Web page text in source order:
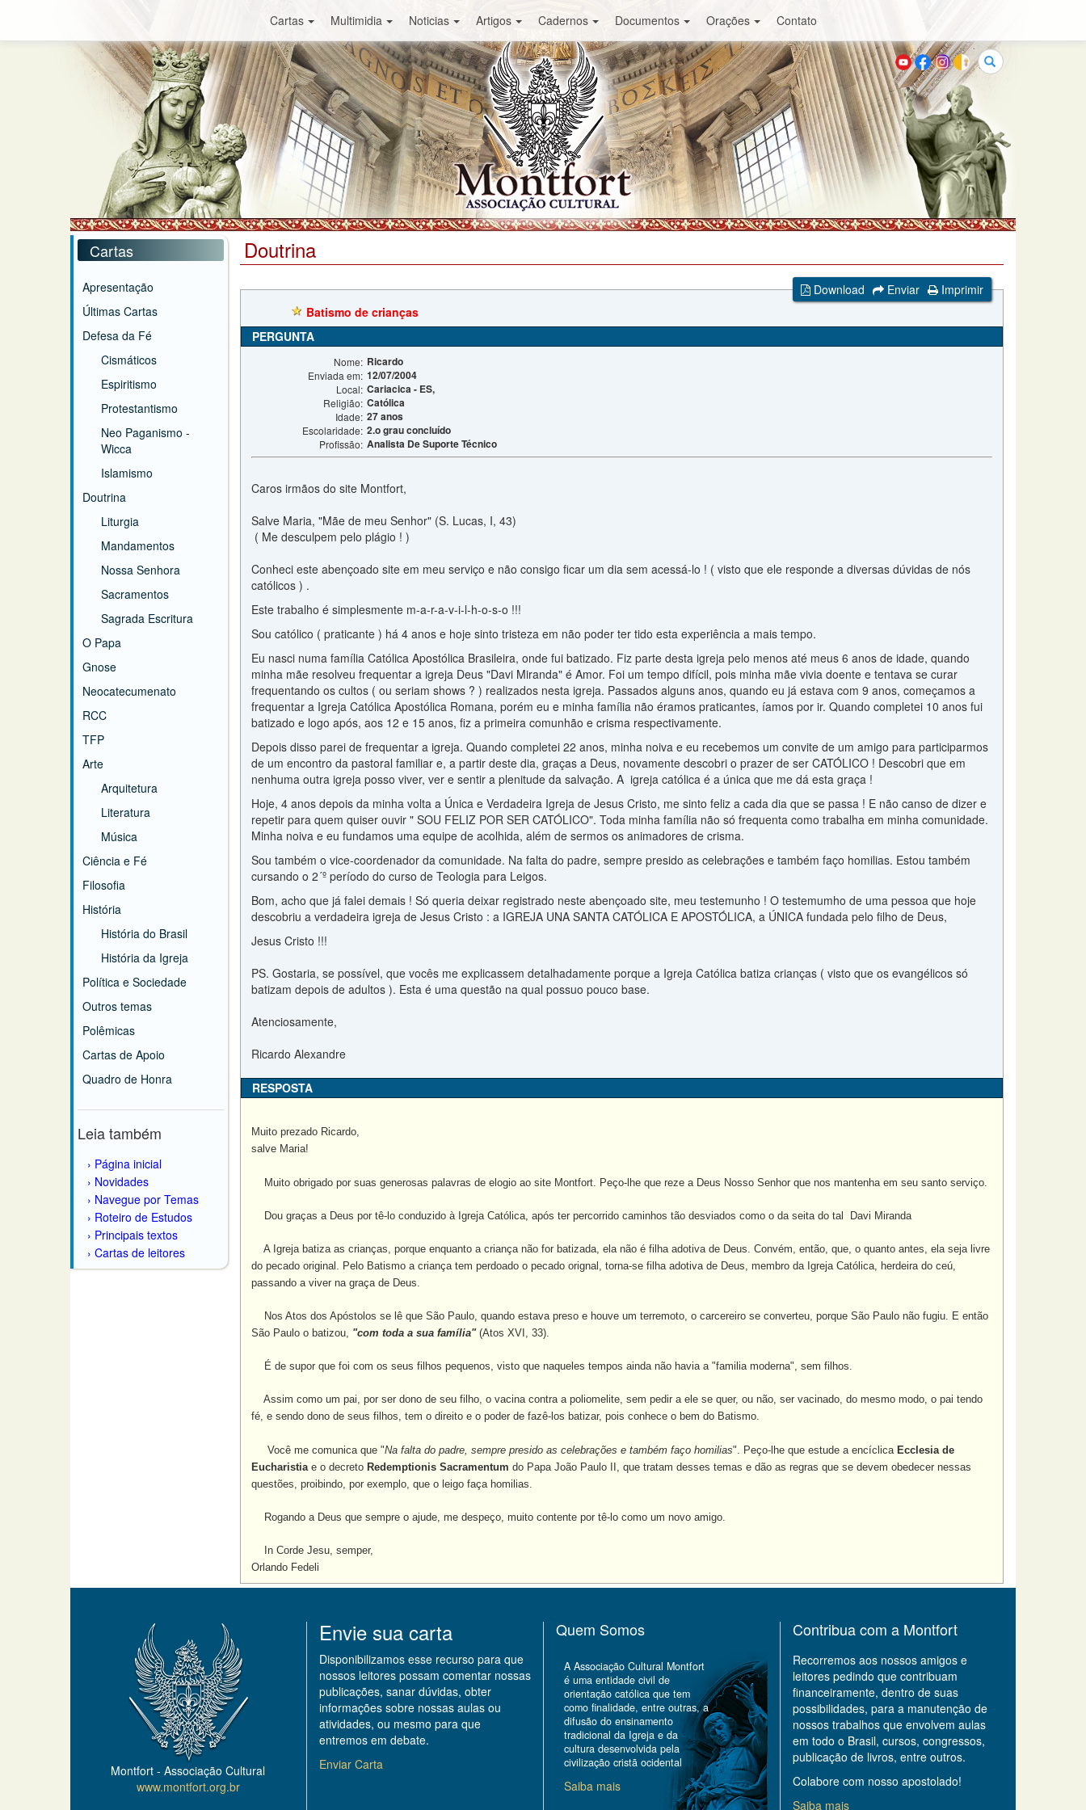
Cartas Multimidia Noticias Artigos Cadernos Documentos Orações Contato
Buscar
Cartas
Apresentação
Últimas Cartas
Defesa da Fé
Cismáticos
Espiritismo
Protestantismo
Neo Paganismo -
Wicca
Islamismo
Doutrina
Liturgia
Mandamentos
Nossa Senhora
Sacramentos
Sagrada Escritura
O Papa
Gnose
Neocatecumenato
RCC
TFP
Arte
Arquitetura
Literatura
Música
Ciência e Fé
Filosofia
História
História do Brasil
História da Igreja
Política e Sociedade
Outros temas
Polêmicas
Cartas de Apoio
Quadro de Honra
Leia também
Página inicial
Novidades
Navegue por Temas
Roteiro de Estudos
Principais textos
Cartas de leitores
Doutrina
Download Enviar
Imprimir
Batismo de crianças
PERGUNTA
Nome: Ricardo
Enviada em: 12/07/2004
Local: Cariacica - ES,
Religião: Católica
Idade: 27 anos
Escolaridade: 2.o grau concluído
Profissão: Analista De Suporte Técnico
Caros irmãos do site Montfort,
Salve Maria, "Mãe de meu Senhor" (S. Lucas, I, 43)
( Me desculpem pelo plágio ! )
Conheci este abençoado site em meu serviço e não consigo ficar um dia sem acessá-lo ! ( visto que ele responde a diversas dúvidas de nós
católicos ) .
Este trabalho é simplesmente m-a-r-a-v-i-l-h-o-s-o !!!
Sou católico ( praticante ) há 4 anos e hoje sinto tristeza em não poder ter tido esta experiência a mais tempo.
Eu nasci numa família Católica Apostólica Brasileira, onde fui batizado. Fiz parte desta igreja pelo menos até meus 6 anos de idade, quando
minha mãe resolveu frequentar a igreja Deus "Davi Miranda" é Amor. Foi um tempo difícil, pois minha mãe vivia doente e tentava se curar
frequentando os cultos ( ou seriam shows ? ) realizados nesta igreja. Passados alguns anos, quando eu já estava com 9 anos, começamos a
frequentar a Igreja Católica Apostólica Romana, porém eu e minha família não éramos praticantes, íamos por ir. Quando completei 10 anos fui
batizado e logo após, aos 12 e 15 anos, fiz a primeira comunhão e crisma respectivamente.
Depois disso parei de frequentar a igreja. Quando completei 22 anos, minha noiva e eu recebemos um convite de um amigo para participarmos
de um encontro da pastoral familiar e, a partir deste dia, graças a Deus, novamente descobri o prazer de ser CATÓLICO ! Descobri que em
nenhuma outra igreja posso viver, ver e sentir a plenitude da salvação. A igreja católica é a única que me dá esta graça !
Hoje, 4 anos depois da minha volta a Única e Verdadeira Igreja de Jesus Cristo, me sinto feliz a cada dia que se passa ! E não canso de dizer e
repetir para quem quiser ouvir " SOU FELIZ POR SER CATÓLICO". Toda minha família não só frequenta como trabalha em minha comunidade.
Minha noiva e eu fundamos uma equipe de acolhida, além de sermos os animadores de crisma.
Sou também o vice-coordenador da comunidade. Na falta do padre, sempre presido as celebrações e também faço homilias. Estou também
cursando o 2´º período do curso de Teologia para Leigos.
Bom, acho que já falei demais ! Só queria deixar registrado neste abençoado site, meu testemunho ! O testemumho de uma pessoa que hoje
descobriu a verdadeira igreja de Jesus Cristo : a IGREJA UNA SANTA CATÓLICA E APOSTÓLICA, a ÚNICA fundada pelo filho de Deus,
Jesus Cristo !!!
PS. Gostaria, se possível, que vocês me explicassem detalhadamente porque a Igreja Católica batiza crianças ( visto que os evangélicos só
batizam depois de adultos ). Esta é uma questão na qual possuo pouco base.
Atenciosamente,
Ricardo Alexandre
RESPOSTA
Muito prezado Ricardo,
salve Maria!
Muito obrigado por suas generosas palavras de elogio ao site Montfort. Peço-lhe que reze a Deus Nosso Senhor que nos mantenha em seu santo serviço.
Dou graças a Deus por tê-lo conduzido à Igreja Católica, após ter percorrido caminhos tão desviados como o da seita do tal Davi Miranda
A Igreja batiza as crianças, porque enquanto a criança não for batizada, ela não é filha adotiva de Deus. Convém, então, que, o quanto antes, ela seja livre
do pecado original. Pelo Batismo a criança tem perdoado o pecado orignal, torna-se filha adotiva de Deus, membro da Igreja Católica, herdeira do ceú,
passando a viver na graça de Deus.
Nos Atos dos Apóstolos se lê que São Paulo, quando estava preso e houve um terremoto, o carcereiro se converteu, porque São Paulo não fugiu. E então
São Paulo o batizou, "com toda a sua família"(Atos XVI, 33).
É de supor que foi com os seus filhos pequenos, visto que naqueles tempos ainda não havia a "familia moderna", sem filhos.
Assim como um pai, por ser dono de seu filho, o vacina contra a poliomelite, sem pedir a ele se quer, ou não, ser vacinado, do mesmo modo, o pai tendo
fé, e sendo dono de seus filhos, tem o direito e o poder de fazê-los batizar, pois conhece o bem do Batismo.
Você me comunica que "Na falta do padre, sempre presido as celebrações e também faço homilias". Peço-lhe que estude a encíclica Ecclesia de
Eucharistiae o decreto Redemptionis Sacramentum do Papa João Paulo II, que tratam desses temas e dão as regras que se devem obedecer nessas
questões, proibindo, por exemplo, que o leigo faça homilias.
Rogando a Deus que sempre o ajude, me despeço, muito contente por tê-lo como um novo amigo.
In Corde Jesu, semper,
Orlando Fedeli
Montfort - Associação Cultural
www.montfort.org.br
Envie sua carta
Disponibilizamos esse recurso para que
nossos leitores possam comentar nossas
publicações, sanar dúvidas, obter
informações sobre nossas aulas ou
atividades, ou mesmo para que
entremos em debate.
Enviar Carta
Quem Somos
A Associação Cultural Montfort
é uma entidade civil de
orientação católica que tem
como finalidade, entre outras, a
difusão do ensinamento
tradicional da Igreja e da
cultura desenvolvida pela
civilização cristã ocidental
Saiba mais
Contribua com a Montfort
Recorremos aos nossos amigos e
leitores pedindo que contribuam
financeiramente, dentro de suas
possibilidades, para a manutenção de
nossos trabalhos que envolvem aulas
em todo o Brasil, cursos, congressos,
publicação de livros, entre outros.
Colabore com nosso apostolado!
Saiba mais